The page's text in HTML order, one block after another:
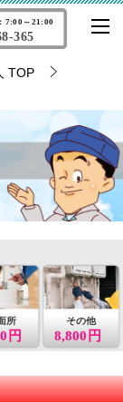
365
7:00～21:00
TOP
所
円
その他
8,800円